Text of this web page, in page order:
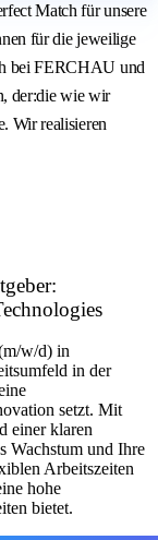
Match für unsere
für die jeweilige
bei FERCHAU und
der:die wie wir
Wir realisieren
w/d) in
in der
setzt. Mit
einer klaren
Wachstum und Ihre
Arbeitszeiten
hohe
bietet.